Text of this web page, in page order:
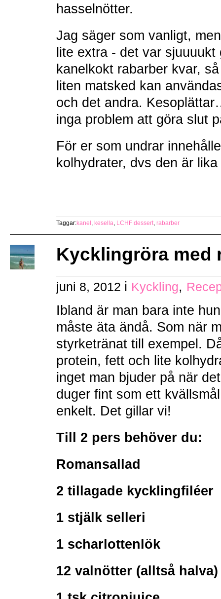
hasselnötter.
Jag säger som vanligt,
lite extra - det var
kanelkokt rabarber kvar,
liten matsked kan
och det andra.
inga problem att göra slut
För er som undrar
kolhydrater, dvs den är
Taggar:kanel , kesella, LCHF dessert, rabarber
Kycklingröra med
juni 8, 2012 i Kyckling,
Ibland är man bara inte
måste äta ändå. Som när
styrketränat till exempel.
protein, fett och lite
inget man bjuder på när
duger fint som ett
enkelt. Det gillar vi!
Till 2 pers behöver du:
Romansallad
2 tillagade kycklingfiléer
1 stjälk selleri
1 scharlottenlök
12 valnötter (alltså halva)